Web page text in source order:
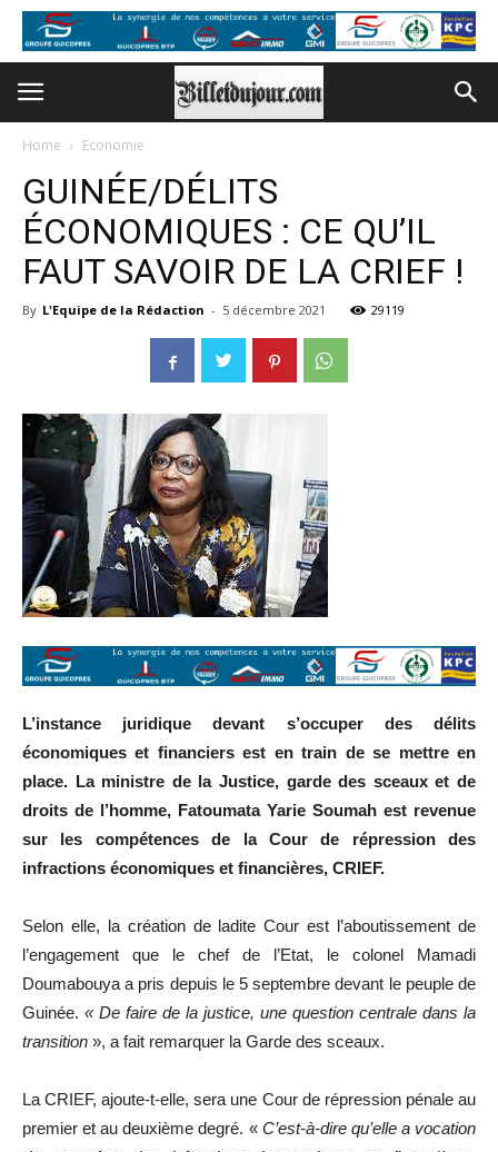
Home Economie
GUINÉE/DÉLITS
ÉCONOMIQUES : CE QU’IL
FAUT SAVOIR DE LA CRIEF !
By L'Equipe de la Rédaction - 5 décembre 2021 29119
L’instance juridique devant s’occuper des délits
économiques et financiers est en train de se mettre en
place. La ministre de la Justice, garde des sceaux et de
droits de l’homme, Fatoumata Yarie Soumah est revenue
sur les compétences de la Cour de répression des
infractions économiques et financières, CRIEF.
Selon elle, la création de ladite Cour est l’aboutissement de
l’engagement que le chef de l’Etat, le colonel Mamadi
Doumabouya a pris depuis le 5 septembre devant le peuple de
Guinée. « De faire de la justice, une question centrale dans la
transition », a fait remarquer la Garde des sceaux.
La CRIEF, ajoute-t-elle, sera une Cour de répression pénale au
premier et au deuxième degré. « C’est-à-dire qu’elle a vocation